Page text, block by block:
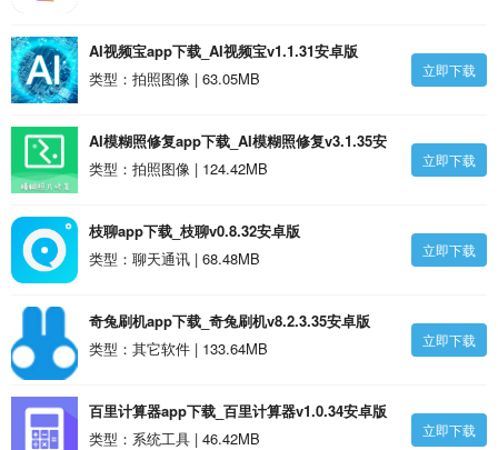
AI视频宝app下载_AI视频宝v1.1.31安卓版
类型：拍照图像 | 63.05MB
立即下载
AI模糊照修复app下载_AI模糊照修复v3.1.35安
卓版
类型：拍照图像 | 124.42MB 立即下载
枝聊app下载_枝聊v0.8.32安卓版
类型：聊天通讯 | 68.48MB
立即下载
奇兔刷机app下载_奇兔刷机v8.2.3.35安卓版
类型：其它软件 | 133.64MB
立即下载
百里计算器app下载_百里计算器v1.0.34安卓版
类型：系统工具 | 46.42MB
立即下载